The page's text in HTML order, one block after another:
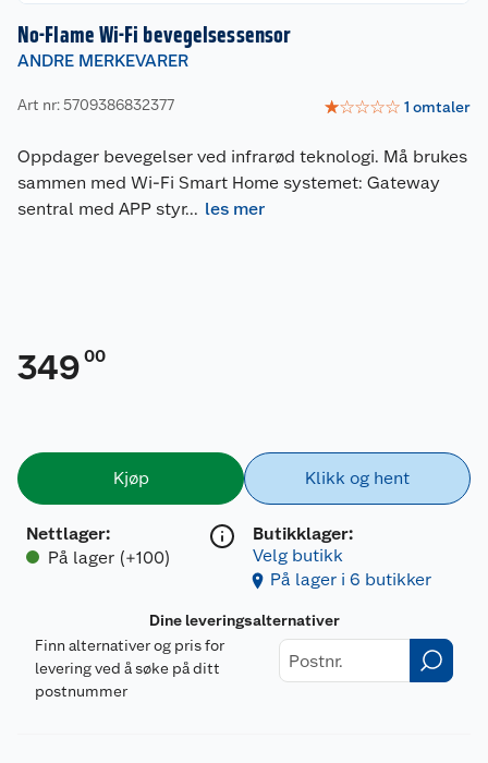
No-Flame Wi-Fi bevegelsessensor
ANDRE MERKEVARER
Art nr: 5709386832377 ☆☆☆☆☆ 1 omtaler
Oppdager bevegelser ved infrarød teknologi. Må brukes
sammen med Wi-Fi Smart Home systemet: Gateway
sentral med APP styr... les mer
349 00
Kjøp
Nettlager:
På lager (+100)
Klikk og hent
Butikklager:
Velg butikk
På lager i 6 butikker
Dine leveringsalternativer
Finn alternativer og pris for
levering ved å søke på ditt
postnummer